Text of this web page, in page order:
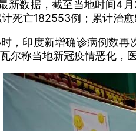
新数据，截至当地时间4
死亡182553例；累计治
，印度新增确诊病例数
尔称当地新冠疫情恶化，